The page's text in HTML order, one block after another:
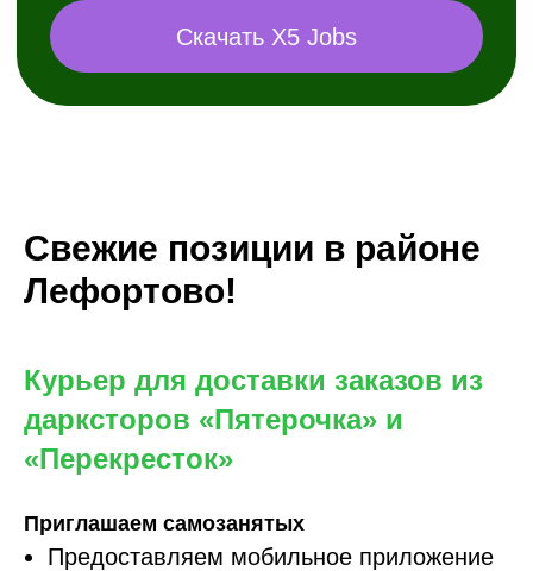
Свежие позиции в районе
Лефортово!
Курьер для доставки заказов из
дарксторов «Пятерочка» и
«Перекресток»
Приглашаем самозанятых
Предоставляем мобильное приложение